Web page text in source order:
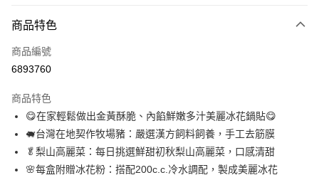
本島冷凍／宅配有運費
每筆NT$200，滿NT$1,188(含以上)免運費
外島冷凍／宅配有運費
每筆NT$400，滿NT$3,000(含以上)免運費
冷凍貨到付款/有運費
每筆NT$230，滿NT$1,188(含以上)免運費
的高品質保冷袋✨設計
強耐磨損💪外出採買、
露營野餐萬用袋👜
商品特色
商品編號
6893760
商品特色
😋在家輕鬆做出金黃酥脆、內餡鮮嫩多汁美麗冰花鍋貼😋
🐖台灣在地契作牧場豬：嚴選漢方飼料飼養，手工去筋膜
🥬梨山高麗菜：每日挑選鮮甜初秋梨山高麗菜，口感清甜
🌸每盒附贈冰花粉：搭配200c.c.冷水調配，製成美麗冰花